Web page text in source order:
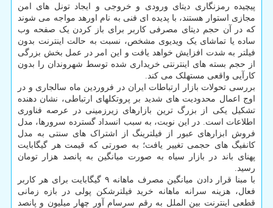
پیچیده رمزنگاری دیتای ورودی و خروجی و ایجاد تونل های امن
مجازی استوار هستند، با پدیده ای فنی به نام اورهد مواجه می شوند
که در آن حجم دیتای مصرفی کاربر برای باز کردن یک صفحه وب
ساده یا تماشای یک ویدیوی مشخص، نسبت به حالت اینترنت بدون
فیلتر به شدت افزایش خواهد یافت و این امر در عمل بخش بزرگی
از حجم بسته های اینترنتی خریداری شده توسط شهروندان را بدون
کارآیی واقعی مستهلک می کند.
بررسی تحولات بازار ارتباطات ایران در فروردین ماه سالجاری و در
اوج اعمال محدودیت های شدید بر پروتکلهای ارتباطی، نشان دهنده
تشکیل یکی از بزرگ ترین بازارهای زیرزمینی در عرصه فناوری
اطلاعات است. در این نوبت، به سبب انسداد گسترده سرورها، مدل
فروش ابزارهای عبور از فیلترینگ از اشتراک های سنتی به مدل
کانفیگ های حجمی تغییر یافت؛ به صورتی که قیمت هر گیگابایت
پهنای باند در بازار سیاه به صورت میانگین به پانصد هزار تومان
رسید.
با مبنا قرار دادن میانگین مصرف ماهانه ۹ گیگابایت برای هر کاربر
فعال، هزینه سرانه ماهانه خرید فیلترشکن پولی در بازه زمانی
قطعی اینترنت بین الملل به رقم سرسام آور چهار میلیون و پانصد